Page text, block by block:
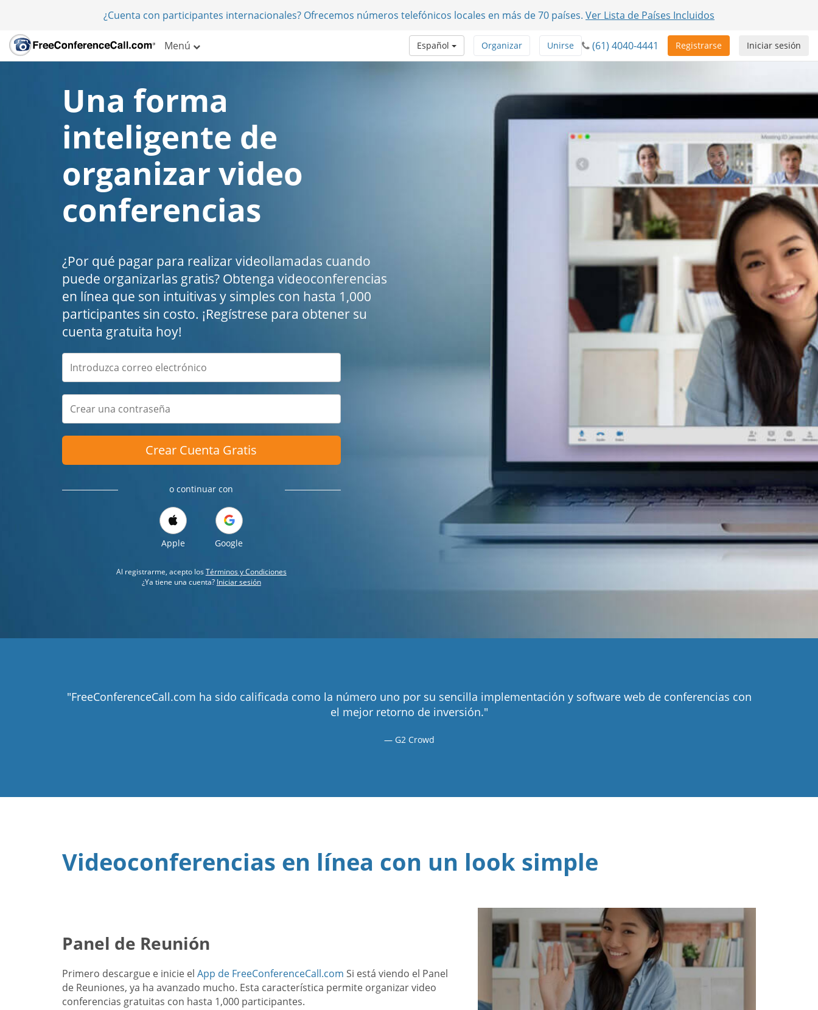
¿Cuenta con participantes internacionales? Ofrecemos números telefónicos locales en más de 70 países. Ver Lista de Países Incluidos
Menú Iniciar sesión
Registrarse
(61) 4040-4441
Unirse
Organizar
Español
Una forma
inteligente de
organizar video
conferencias
¿Por qué pagar para realizar videollamadas cuando
puede organizarlas gratis? Obtenga videoconferencias
en línea que son intuitivas y simples con hasta 1,000
participantes sin costo. ¡Regístrese para obtener su
cuenta gratuita hoy!
Crear Cuenta Gratis
o continuar con
Apple Google
Al registrarme, acepto losTérminos y Condiciones
¿Ya tiene una cuenta? Iniciar sesión
"FreeConferenceCall.com ha sido calificada como la número uno por su sencilla implementación y software web de conferencias con
el mejor retorno de inversión."
G2 Crowd
Videoconferencias en línea con un look simple
Panel de Reunión
Primero descargue e inicie el App de FreeConferenceCall.com Si está viendo el Panel
de Reuniones, ya ha avanzado mucho. Esta característica permite organizar video
conferencias gratuitas con hasta 1,000 participantes.